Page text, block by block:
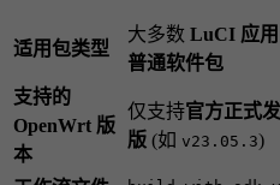
适用包类型
大多数 LuCI 应用
普通软件包
支持的
OpenWrt 版
本
仅支持官方正式
版 (如 v23.05.3)